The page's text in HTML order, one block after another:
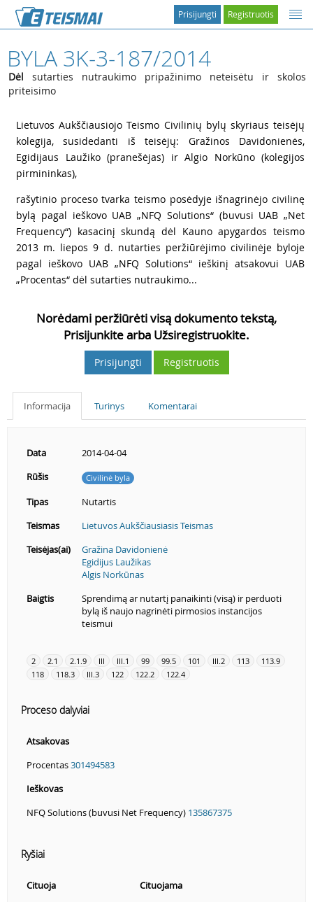
Registruotis
Prisijungti
BYLA 3K-3-187/2014
Dėl sutarties nutraukimo pripažinimo neteisėtu ir skolos
priteisimo
Lietuvos Aukščiausiojo Teismo Civilinių bylų skyriaus teisėjų
kolegija, susidedanti iš teisėjų: Gražinos Davidonienės,
Egidijaus Laužiko (pranešėjas) ir Algio Norkūno (kolegijos
pirmininkas),
rašytinio proceso tvarka teismo posėdyje išnagrinėjo civilinę
bylą pagal ieškovo UAB „NFQ Solutions“ (buvusi UAB „Net
Frequency“) kasacinį skundą dėl Kauno apygardos teismo
2013 m. liepos 9 d. nutarties peržiūrėjimo civilinėje byloje
pagal ieškovo UAB „NFQ Solutions“ ieškinį atsakovui UAB
„Procentas“ dėl sutarties nutraukimo...
Norėdami peržiūrėti visą dokumento tekstą,
Prisijunkite arba Užsiregistruokite.
Prisijungti Registruotis
Informacija Turinys Komentarai
Data
2014-04-04
Rūšis
Civilinė byla
Tipas
Nutartis
Teismas
Lietuvos Aukščiausiasis Teismas
Teisėjas(ai)
Gražina Davidonienė
Egidijus Laužikas
Algis Norkūnas
Baigtis
Sprendimą ar nutartį panaikinti (visą) ir perduoti
bylą iš naujo nagrinėti pirmosios instancijos
teismui
2 2.1 2.1.9 III III.1 99 99.5 101 III.2 113
113.9
118
118.3 III.3 122 122.2 122.4
Proceso dalyviai
Atsakovas
Procentas301494583
Ieškovas
NFQ Solutions (buvusi Net Frequency) 135867375
Ryšiai
Cituoja
Cituojama